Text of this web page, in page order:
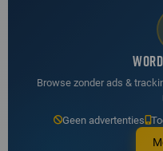
Browse zonder ads &
Geen advertenties